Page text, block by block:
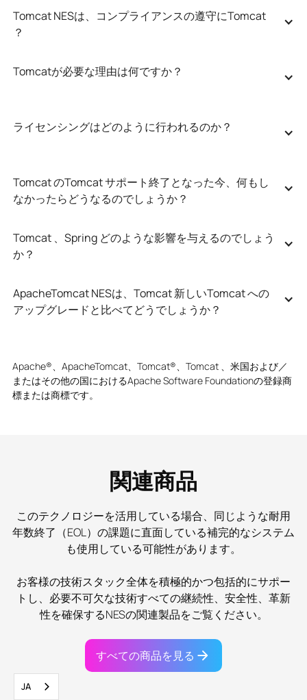
Tomcat NESは、コンプライアンスの遵守にTomcat
？
Tomcatが必要な理由は何ですか？
ライセンシングはどのように行われるのか？
Tomcat のTomcat サポート終了となった今、何もし
なかったらどうなるのでしょうか？
Tomcat 、Spring どのような影響を与えるのでしょう
か？
ApacheTomcat NESは、Tomcat 新しいTomcat への
アップグレードと比べてどうでしょうか？
Apache®、ApacheTomcat、Tomcat®、Tomcat 、米国および／
またはその他の国におけるApache Software Foundationの登録商
標または商標です。
関連商品
このテクノロジーを活用している場合、同じような耐用
年数終了（EOL）の課題に直面している補完的なシステム
も使用している可能性があります。
お客様の技術スタック全体を積極的かつ包括的にサポー
トし、必要不可欠な技術すべての継続性、安全性、革新
性を確保するNESの関連製品をご覧ください。
すべての商品を見る
JA